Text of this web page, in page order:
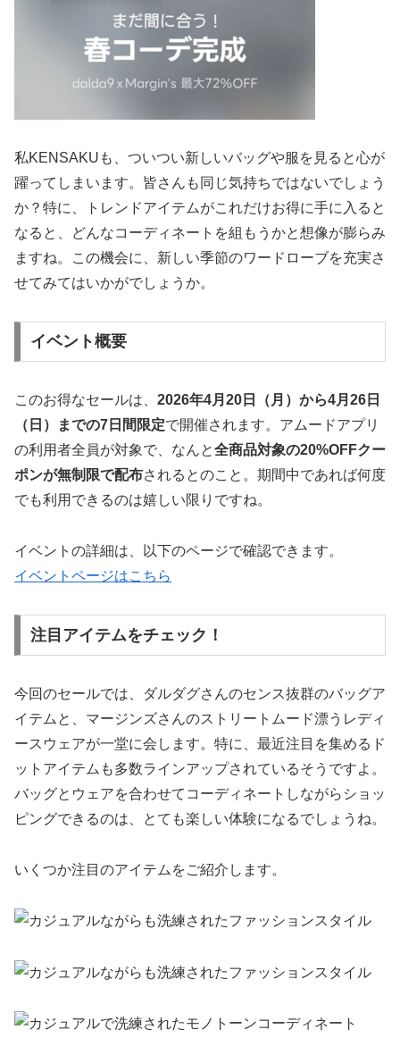
私KENSAKUも、ついつい新しいバッグや服を見ると心が
躍ってしまいます。皆さんも同じ気持ちではないでしょう
か？特に、トレンドアイテムがこれだけお得に手に入ると
なると、どんなコーディネートを組もうかと想像が膨らみ
ますね。この機会に、新しい季節のワードローブを充実さ
せてみてはいかがでしょうか。
イベント概要
このお得なセールは、 2026年4月20日（月）から4月26日
（日）までの7日間限定で開催されます。アムードアプリ
の利用者全員が対象で、なんと全商品対象の20%OFFクー
ポンが無制限で配布されるとのこと。期間中であれば何度
でも利用できるのは嬉しい限りですね。
イベントの詳細は、以下のページで確認できます。
イベントページはこちら
注目アイテムをチェック！
今回のセールでは、ダルダグさんのセンス抜群のバッグア
イテムと、マージンズさんのストリートムード漂うレディ
ースウェアが一堂に会します。特に、最近注目を集めるド
ットアイテムも多数ラインアップされているそうですよ。
バッグとウェアを合わせてコーディネートしながらショッ
ピングできるのは、とても楽しい体験になるでしょうね。
いくつか注目のアイテムをご紹介します。